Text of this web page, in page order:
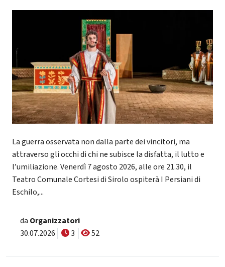
La guerra osservata non dalla parte dei vincitori, ma
attraverso gli occhi di chi ne subisce la disfatta, il lutto e
l’umiliazione. Venerdì 7 agosto 2026, alle ore 21.30, il
Teatro Comunale Cortesi di Sirolo ospiterà I Persiani di
Eschilo,...
da Organizzatori
30.07.2026
3 52